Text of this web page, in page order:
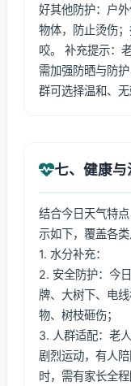
好其他防护：户
物体，防止烫伤
咬。 补充提示：
需加强防晒与防
群可选择温和、无
七、健康与
结合今日天气特
示如下，覆盖各类
1. 水分补充：
2. 安全防护：今
牌、大树下、电
物、树枝砸伤；
3. 人群适配：老
剧烈运动，有人
时，需有家长全